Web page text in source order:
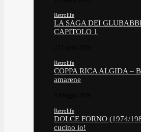
Retrolife
LA SAGA DEI
CAPITOLO 1
Retrolife
COPPA RICA ALGIDA –
amarene
Retrolife
DOLCE FORNO (1974/
cucino io!